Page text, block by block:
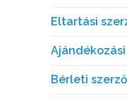
Eltartási
Bérleti